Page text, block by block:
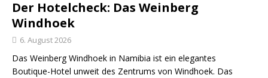
Der Hotelcheck: Das Weinberg
Windhoek
6. August 2026
Das Weinberg Windhoek in Namibia ist ein elegantes
Boutique-Hotel unweit des Zentrums von Windhoek. Das